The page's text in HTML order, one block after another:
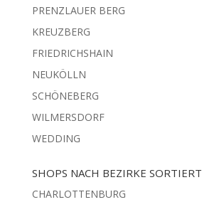
PRENZLAUER BERG
KREUZBERG
FRIEDRICHSHAIN
NEUKÖLLN
SCHÖNEBERG
WILMERSDORF
WEDDING
SHOPS NACH BEZIRKE SORTIERT
CHARLOTTENBURG